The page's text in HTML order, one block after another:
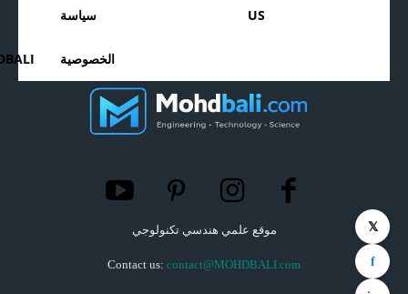
US سياسة
الخصوصية
موقع علمي هندسي تكنولوجي
Contact us: contact@MOHDBALI.com
𝕏
f